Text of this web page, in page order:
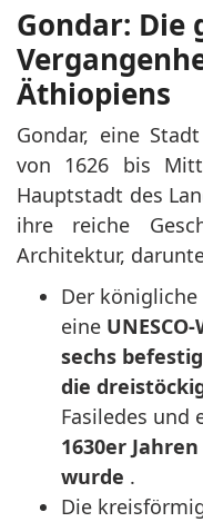
Gondar: Die
Äthiopiens
Gondar, eine
von 1626 bis
Hauptstadt des
ihre reiche
Architektur,
Der königliche
eine
sechs
die
Fasiledes und
1630er
wurde .
Die